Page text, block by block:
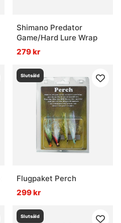
Shimano Predator
Game/Hard Lure Wrap
279 kr
Slutsåld
Flugpaket Perch
299 kr
Slutsåld